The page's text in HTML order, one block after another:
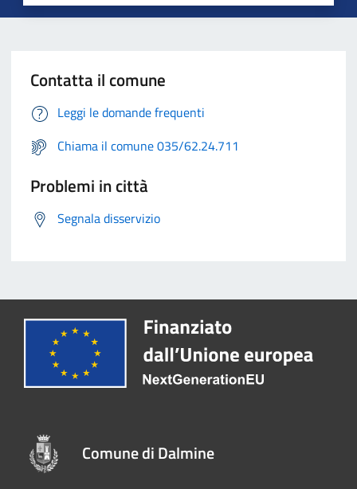
Contatta il comune
Leggi le domande frequenti
Chiama il comune 035/62.24.711
Problemi in città
Segnala disservizio
Comune di Dalmine